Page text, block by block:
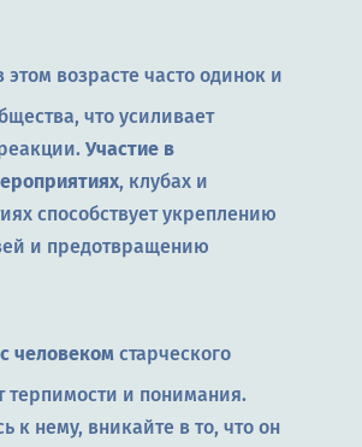
этом возрасте часто одинок и
что усиливает
Участие в
, клубах и
способствует укреплению
и предотвращению
человеком старческого
терпимости и понимания.
к нему, вникайте в то, что он